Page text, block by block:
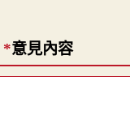
*意見內容